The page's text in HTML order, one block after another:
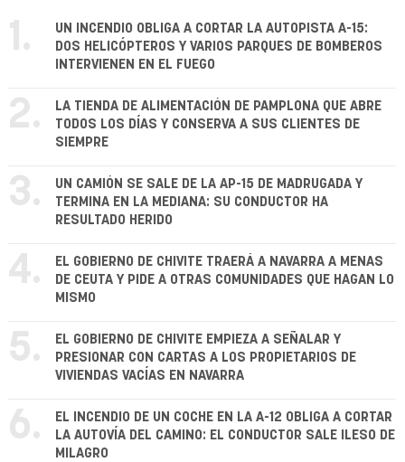
1.
UN INCENDIO OBLIGA A CORTAR LA AUTOPISTA A-15:
DOS HELICÓPTEROS Y VARIOS PARQUES DE BOMBEROS
INTERVIENEN EN EL FUEGO
2.
LA TIENDA DE ALIMENTACIÓN DE PAMPLONA QUE ABRE
TODOS LOS DÍAS Y CONSERVA A SUS CLIENTES DE
SIEMPRE
3.
UN CAMIÓN SE SALE DE LA AP-15 DE MADRUGADA Y
TERMINA EN LA MEDIANA: SU CONDUCTOR HA
RESULTADO HERIDO
4.
EL GOBIERNO DE CHIVITE TRAERÁ A NAVARRA A MENAS
DE CEUTA Y PIDE A OTRAS COMUNIDADES QUE HAGAN LO
MISMO
5.
EL GOBIERNO DE CHIVITE EMPIEZA A SEÑALAR Y
PRESIONAR CON CARTAS A LOS PROPIETARIOS DE
VIVIENDAS VACÍAS EN NAVARRA
6.
EL INCENDIO DE UN COCHE EN LA A-12 OBLIGA A CORTAR
LA AUTOVÍA DEL CAMINO: EL CONDUCTOR SALE ILESO DE
MILAGRO